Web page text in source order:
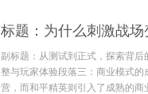
标题：为什么刺激战
副标题：从测试到正式，探索背
整与玩家体验段落三：商业模式
营，而和平精英则引入了成熟的